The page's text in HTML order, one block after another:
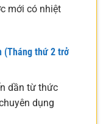
mới có nhiệt
(Tháng thứ 2 trở
dần từ thức
dụng